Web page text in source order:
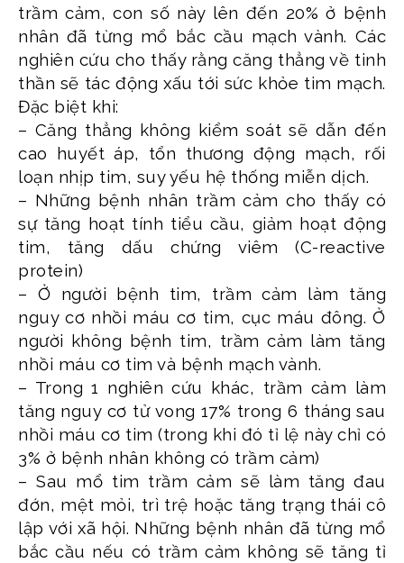
trầm cảm, con số này lên đến 20% ở bệnh
nhân đã từng mổ bắc cầu mạch vành. Các
nghiên cứu cho thấy rằng căng thẳng về tinh
thần sẽ tác động xấu tới sức khỏe tim mạch.
Đặc biệt khi:
– Căng thẳng không kiểm soát sẽ dẫn đến
cao huyết áp, tổn thương động mạch, rối
loạn nhịp tim, suy yếu hệ thống miễn dịch.
– Những bệnh nhân trầm cảm cho thấy có
sự tăng hoạt tính tiểu cầu, giảm hoạt động
tim, tăng dấu chứng viêm (C-reactive
protein)
– Ở người bệnh tim, trầm cảm làm tăng
nguy cơ nhồi máu cơ tim, cục máu đông. Ở
người không bệnh tim, trầm cảm làm tăng
nhồi máu cơ tim và bệnh mạch vành.
– Trong 1 nghiên cứu khác, trầm cảm làm
tăng nguy cơ tử vong 17% trong 6 tháng sau
nhồi máu cơ tim (trong khi đó tỉ lệ này chỉ có
3% ở bệnh nhân không có trầm cảm)
– Sau mổ tim trầm cảm sẽ làm tăng đau
đớn, mệt mỏi, trì trệ hoặc tăng trạng thái cô
lập với xã hội. Những bệnh nhân đã từng mổ
bắc cầu nếu có trầm cảm không sẽ tăng tỉ